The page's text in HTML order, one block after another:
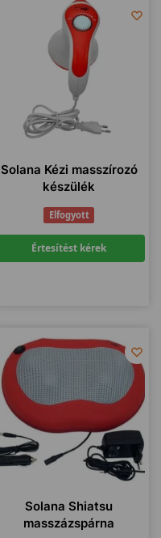
Solana Kézi masszírozó
készülék
Elfogyott
Értesítést kérek
Solana Shiatsu
masszázspárna